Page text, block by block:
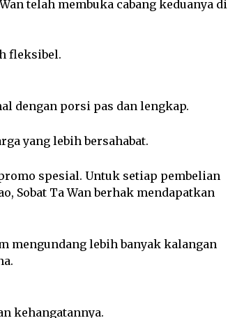
telah membuka cabang keduanya di
fleksibel.
dengan porsi pas dan lengkap.
yang lebih bersahabat.
spesial. Untuk setiap pembelian
Sobat Ta Wan berhak mendapatkan
mengundang lebih banyak kalangan
kehangatannya.